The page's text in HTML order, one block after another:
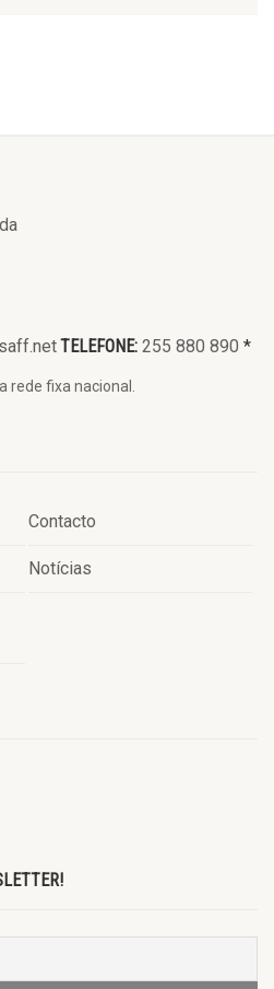
TELEFONE: 255 880 890 *
rede fixa nacional.
Contacto
Notícias